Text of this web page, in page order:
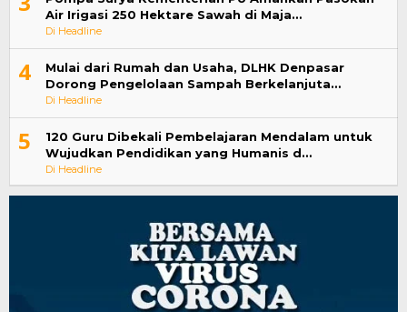
Air Irigasi 250 Hektare Sawah di Maja…
Di Headline
4
Mulai dari Rumah dan Usaha, DLHK Denpasar
Dorong Pengelolaan Sampah Berkelanjuta…
Di Headline
5
120 Guru Dibekali Pembelajaran Mendalam untuk
Wujudkan Pendidikan yang Humanis d…
Di Headline